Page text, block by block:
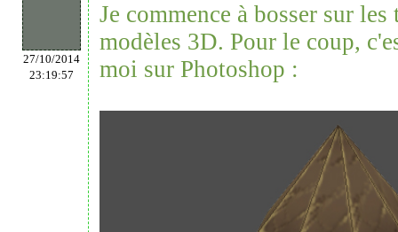
27/10/2014
23:19:57
Je commence à bosser sur les
modèles 3D. Pour le coup,
moi sur Photoshop :